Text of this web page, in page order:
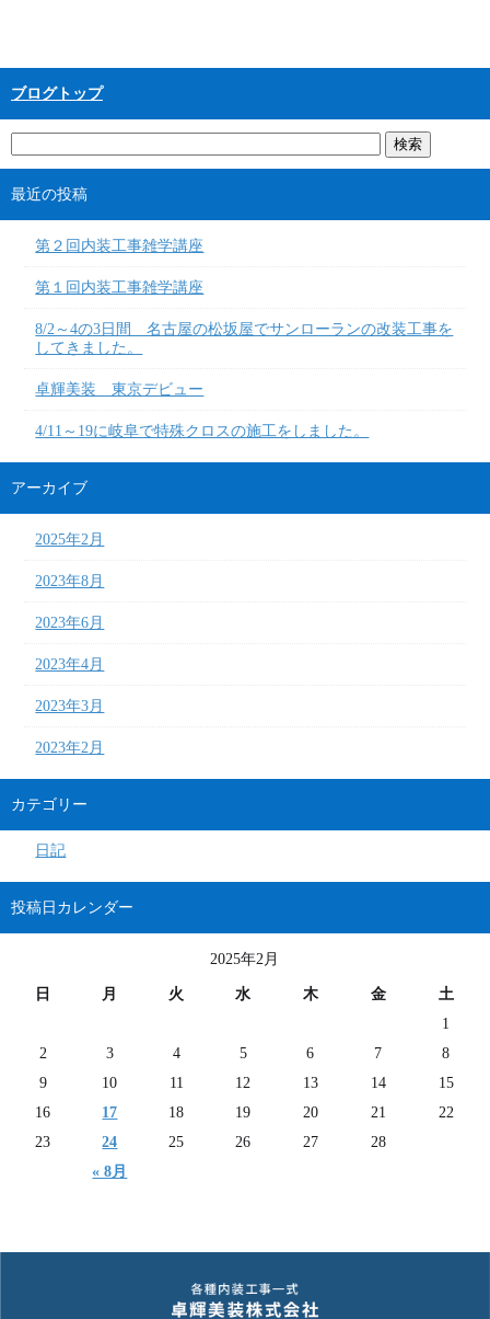
ブログトップ
最近の投稿
第２回内装工事雑学講座
第１回内装工事雑学講座
8/2～4の3日間 名古屋の松坂屋でサンローランの改装工事を
してきました。
卓輝美装 東京デビュー
4/11～19に岐阜で特殊クロスの施工をしました。
アーカイブ
2025年2月
2023年8月
2023年6月
2023年4月
2023年3月
2023年2月
カテゴリー
日記
投稿日カレンダー
2025年2月
日 月 火 水 木 金 土
« 8月
1
2
3 4 5 6 7
8
9
10 11 12 13 14
15
16
17 18 19 20 21
22
23
24 25 26 27 28